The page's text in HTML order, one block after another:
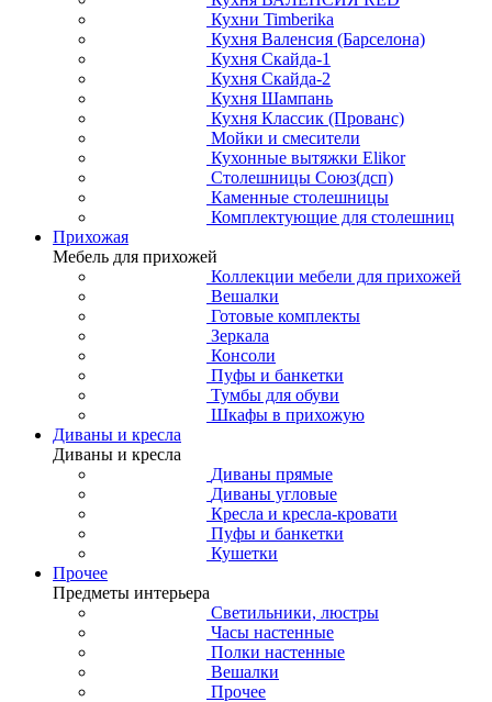
Кухни Timberika
Кухня Валенсия (Барселона)
Кухня Скайда-1
Кухня Скайда-2
Кухня Шампань
Кухня Классик (Прованс)
Мойки и смесители
Кухонные вытяжки Elikor
Столешницы Союз(дсп)
Каменные столешницы
Комплектующие для столешниц
Прихожая
Мебель для прихожей
Коллекции мебели для прихожей
Вешалки
Готовые комплекты
Зеркала
Консоли
Пуфы и банкетки
Тумбы для обуви
Шкафы в прихожую
Диваны и кресла
Диваны и кресла
Диваны прямые
Диваны угловые
Кресла и кресла-кровати
Пуфы и банкетки
Кушетки
Прочее
Предметы интерьера
Светильники, люстры
Часы настенные
Полки настенные
Вешалки
Прочее